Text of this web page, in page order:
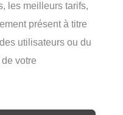
les meilleurs tarifs,
présent à titre
utilisateurs ou du
votre